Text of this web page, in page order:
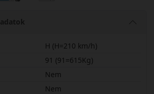
H (H=210 km/h)
91 (91=615Kg)
Nem
Nem